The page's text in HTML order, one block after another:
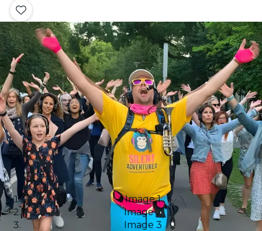
Image 1
Image 2
Image 3